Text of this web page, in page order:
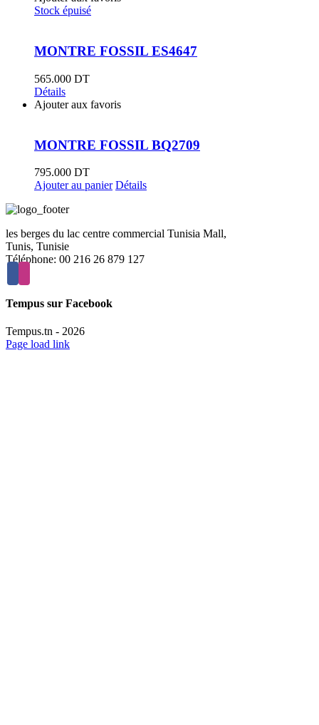
Stock épuisé
MONTRE FOSSIL ES4647
565.000 DT
Détails
Ajouter aux favoris
MONTRE FOSSIL BQ2709
795.000 DT
Ajouter au panier Détails
les berges du lac centre commercial Tunisia Mall,
Tunis, Tunisie
Téléphone: 00 216 26 879 127
Tempus sur Facebook
Tempus.tn - 2026
Page load link